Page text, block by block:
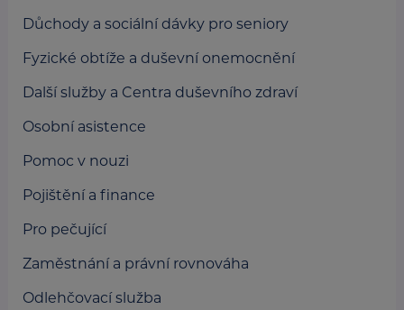
Důchody a sociální dávky pro seniory
Fyzické obtíže a duševní onemocnění
Další služby a Centra duševního zdraví
Osobní asistence
Pomoc v nouzi
Pojištění a finance
Pro pečující
Zaměstnání a právní rovnováha
Odlehčovací služba